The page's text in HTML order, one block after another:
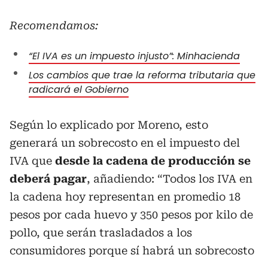
Recomendamos:
“El IVA es un impuesto injusto”: Minhacienda
Los cambios que trae la reforma tributaria que
radicará el Gobierno
Según lo explicado por Moreno, esto
generará un sobrecosto en el impuesto del
IVA que desde la cadena de producción se
deberá pagar, añadiendo: “Todos los IVA en
la cadena hoy representan en promedio 18
pesos por cada huevo y 350 pesos por kilo de
pollo, que serán trasladados a los
consumidores porque sí habrá un sobrecosto